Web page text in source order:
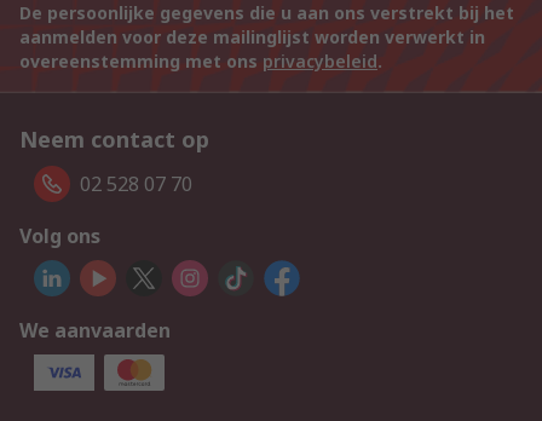
De persoonlijke gegevens die u aan ons verstrekt bij het
aanmelden voor deze mailinglijst worden verwerkt in
overeenstemming met ons privacybeleid.
Neem contact op
02 528 07 70
Volg ons
We aanvaarden